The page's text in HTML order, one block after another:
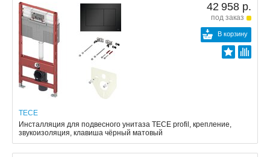
42 958 р.
под заказ
В корзину
TECE
Инсталляция для подвесного унитаза TECE profil, крепление,
звукоизоляция, клавиша чёрный матовый